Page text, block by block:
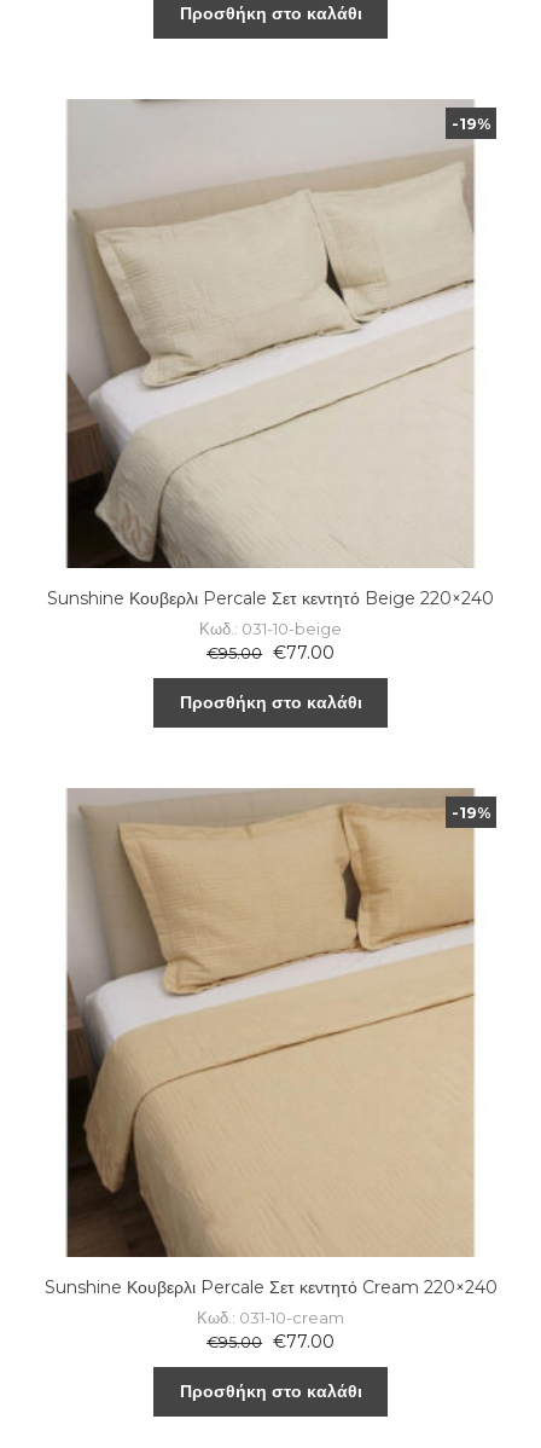
Προσθήκη στο καλάθι
-19%
Sunshine Κουβερλι Percale Σετ κεντητό Beige 220×240
Κωδ.: 031-10-beige
€95.00 €77.00
Προσθήκη στο καλάθι
-19%
Sunshine Κουβερλι Percale Σετ κεντητό Cream 220×240
Κωδ.: 031-10-cream
€95.00 €77.00
Προσθήκη στο καλάθι